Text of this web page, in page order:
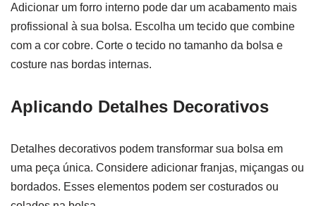
Adicionar um forro interno pode dar um acabamento mais
profissional à sua bolsa. Escolha um tecido que combine
com a cor cobre. Corte o tecido no tamanho da bolsa e
costure nas bordas internas.
Aplicando Detalhes Decorativos
Detalhes decorativos podem transformar sua bolsa em
uma peça única. Considere adicionar franjas, miçangas ou
bordados. Esses elementos podem ser costurados ou